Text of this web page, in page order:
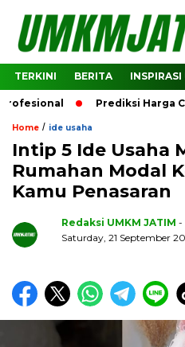
TERKINI BERITA INSPIRASI
Prediksi Harga Crypto
Home / ide usaha
Intip 5 Ide Usaha
Rumahan Modal
Kamu Penasaran
Redaksi UMKM JATIM -
Saturday, 21 September